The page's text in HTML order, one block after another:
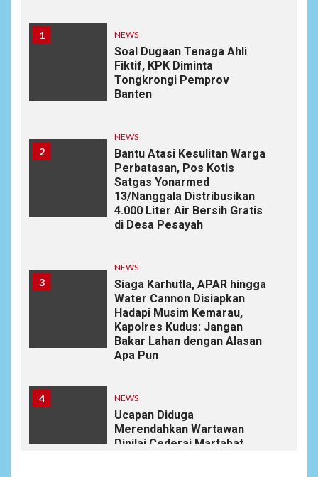
1 NEWS
Soal Dugaan Tenaga Ahli
Fiktif, KPK Diminta
Tongkrongi Pemprov
Banten
2
NEWS
Bantu Atasi Kesulitan Warga
Perbatasan, Pos Kotis
Satgas Yonarmed
13/Nanggala Distribusikan
4.000 Liter Air Bersih Gratis
di Desa Pesayah
3
NEWS
Siaga Karhutla, APAR hingga
Water Cannon Disiapkan
Hadapi Musim Kemarau,
Kapolres Kudus: Jangan
Bakar Lahan dengan Alasan
Apa Pun
4 NEWS
Ucapan Diduga
Merendahkan Wartawan
Dinilai Cederai Martabat